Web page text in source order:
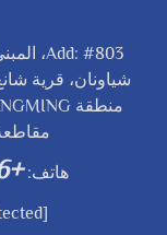
هاتف: +86-13798257145